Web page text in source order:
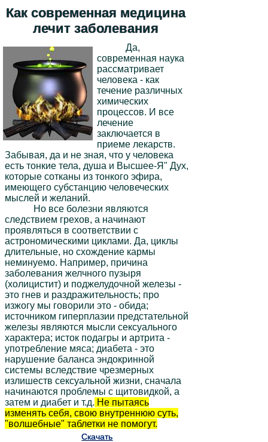
Как современная медицина
лечит заболевания
Да,
современная наука
рассматривает
человека - как
течение различных
химических
процессов. И все
лечение
заключается в
приеме лекарств.
Забывая, да и не зная, что у человека
есть тонкие тела, душа и Высшее-Я" Дух,
которые сотканы из тонкого эфира,
имеющего субстанцию человеческих
мыслей и желаний.
Но все болезни являются
следствием грехов, а начинают
проявляться в соответствии с
астрономическими циклами. Да, циклы
длительные, но схождение кармы
неминуемо. Например, причина
заболевания желчного пузыря
(холицистит) и поджелудочной железы -
это гнев и раздражительность; про
изжогу мы говорили это - обида;
источником гиперплазии предстательной
железы являются мысли сексуального
характера; исток подагры и артрита -
употребление мяса; диабета - это
нарушение баланса эндокринной
системы вследствие чрезмерных
излишеств сексуальной жизни, сначала
начинаются проблемы с щитовидкой, а
затем и диабет и т.д. Не пытаясь
изменять себя, свою внутреннюю суть,
"волшебные" таблетки не помогут.
Скачать